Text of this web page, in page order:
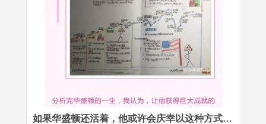
如果华盛顿还活着，他或许会庆幸以这种方式与孩子交流